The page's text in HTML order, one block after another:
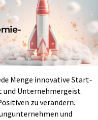
Menge innovative Start-
und Unternehmergeist
zu verändern.
und